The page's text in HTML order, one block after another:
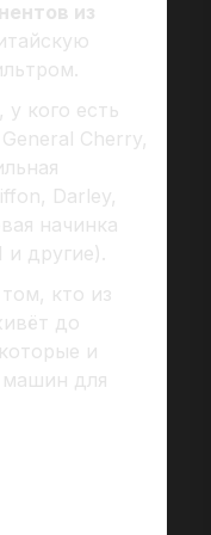
из
кого есть
Cherry,
Darley,
начинка
и другие).
кто из
до
и
машин для